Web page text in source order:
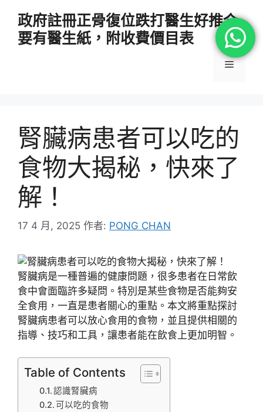
政府註冊正骨復位跌打醫生好推介
要有醫生紙，附收費價目表
選
腎臟病患者可以吃的
食物大揭秘，快來了
解！
17 4 月, 2025 作者: PONG CHAN
腎臟病是一種普遍的健康問題，很多患者在日常飲
食中會面臨許多疑問。特別是某些食物是否能夠安
全食用，一直是患者關心的重點。本文將重點探討
腎臟病患者可以放心食用的食物，並且提供相關的
指導、技巧和工具，讓患者能在飲食上更加明智。
Table of Contents
認識腎臟病
可以吃的食物